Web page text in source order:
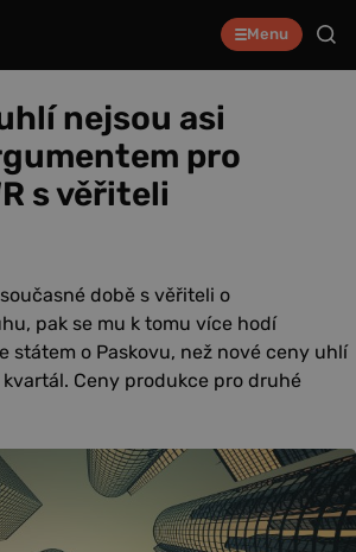
Menu
nejsou asi
pro
s věřiteli
době s věřiteli o
pak se mu k tomu více hodí
státem o Paskovu, než nové ceny uhlí
Ceny produkce pro druhé